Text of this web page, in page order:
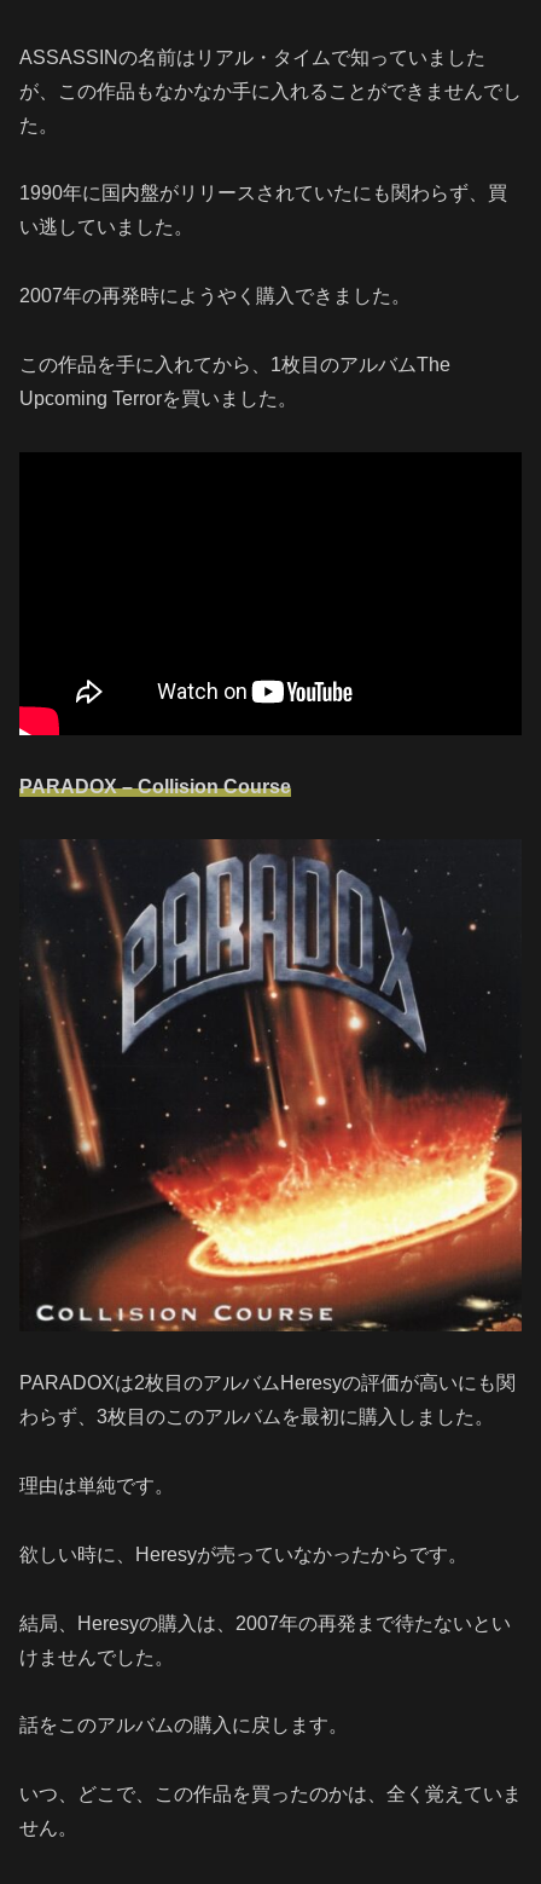
ASSASSINの名前はリアル・タイムで知っていました
が、この作品もなかなか手に入れることができませんでし
た。
1990年に国内盤がリリースされていたにも関わらず、買
い逃していました。
2007年の再発時にようやく購入できました。
この作品を手に入れてから、1枚目のアルバムThe
Upcoming Terrorを買いました。
PARADOX – Collision Course
PARADOXは2枚目のアルバムHeresyの評価が高いにも関
わらず、3枚目のこのアルバムを最初に購入しました。
理由は単純です。
欲しい時に、Heresyが売っていなかったからです。
結局、Heresyの購入は、2007年の再発まで待たないとい
けませんでした。
話をこのアルバムの購入に戻します。
いつ、どこで、この作品を買ったのかは、全く覚えていま
せん。